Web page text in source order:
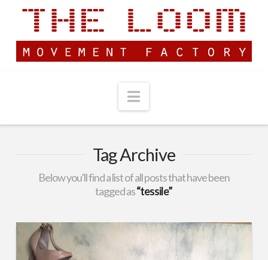
Navigation
Tag Archive
Below you'll find a list of all posts that have been
tagged as“tessile”